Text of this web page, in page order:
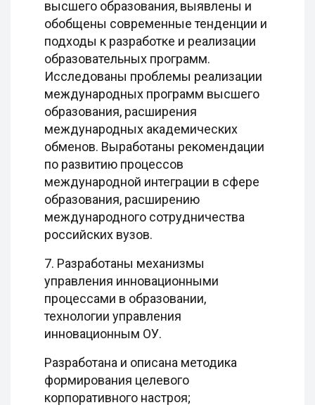
высшего образования, выявлены и
обобщены современные тенденции и
подходы к разработке и реализации
образовательных программ.
Исследованы проблемы реализации
международных программ высшего
образования, расширения
международных академических
обменов. Выработаны рекомендации
по развитию процессов
международной интеграции в сфере
образования, расширению
международного сотрудничества
российских вузов.
7. Разработаны механизмы
управления инновационными
процессами в образовании,
технологии управления
инновационным ОУ.
Разработана и описана методика
формирования целевого
корпоративного настроя;